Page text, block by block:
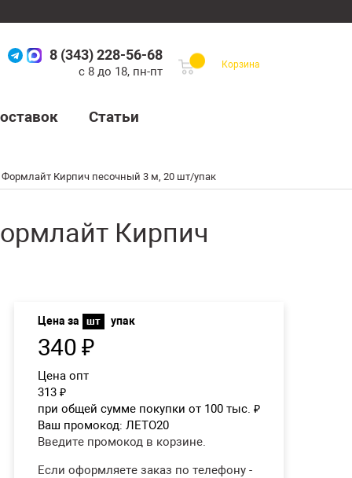
Кирпич песочный 3 м, 20 шт/упак
Кирпич
Цена за шт упак
340 ₽
Цена опт
313 ₽
при общей сумме покупки от 100 тыс. ₽
Ваш промокод: ЛЕТО20
Введите промокод в корзине.
Если оформляете заказ по телефону -
8 (343) 228-56-68
с 8 до 18, пн-пт
Корзина
Статьи